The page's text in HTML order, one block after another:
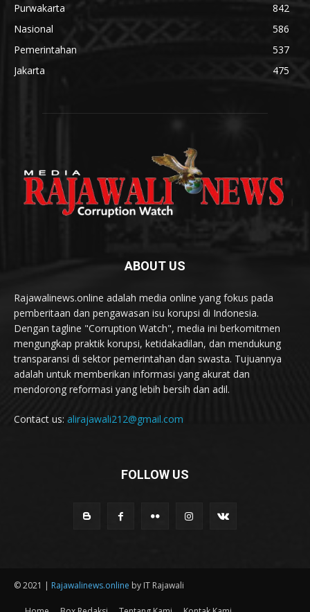
Purwakarta
842
Nasional
586
Pemerintahan
537
Jakarta
475
ABOUT US
Rajawalinews.online adalah media online yang fokus pada
pemberitaan dan pengawasan isu korupsi di Indonesia.
Dengan tagline "Corruption Watch", media ini berkomitmen
mengungkap praktik korupsi, ketidakadilan, dan mendukung
transparansi di sektor pemerintahan dan swasta. Tujuannya
adalah untuk memberikan informasi yang akurat dan
mendorong reformasi yang lebih bersih dan adil.
Contact us: alirajawali212@gmail.com
FOLLOW US
© 2021 | Rajawalinews.online by IT Rajawali